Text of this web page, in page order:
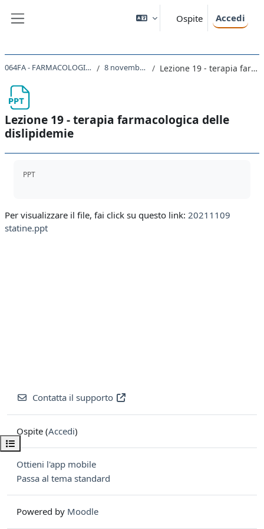
Ospite Accedi
Apri indice del corso
064FA - FARMACOLOGIA E FARMACOTERAPIA 2021 8 novembre - 14 novembre Lezione 19 - terapia farmacologica delle dislipidemie
Lezione 19 - terapia farmacologica delle
dislipidemie
PPT
Per visualizzare il file, fai click su questo link: 20211109
statine.ppt
Contatta il supporto
Ospite (Accedi)
Ottieni l'app mobile
Passa al tema standard
Powered by Moodle